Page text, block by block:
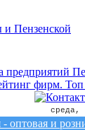
среда,
- оптовая и